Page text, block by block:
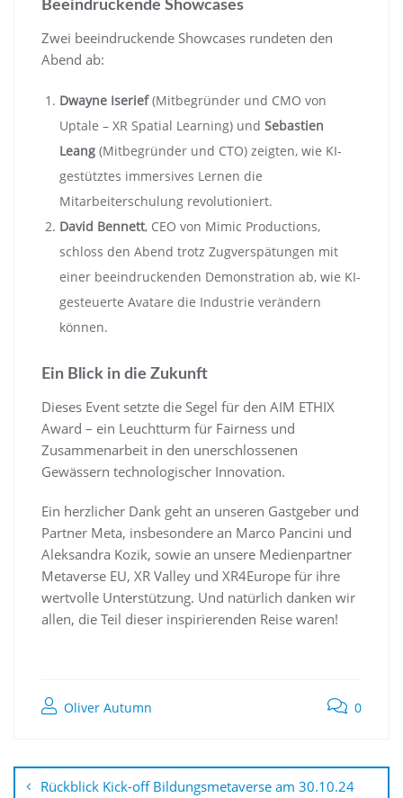
Beeindruckende Showcases
Zwei beeindruckende Showcases rundeten den
Abend ab:
Dwayne Iserief(Mitbegründer und CMO von
Uptale – XR Spatial Learning) und Sebastien
Leang (Mitbegründer und CTO) zeigten, wie KI-
gestütztes immersives Lernen die
Mitarbeiterschulung revolutioniert.
David Bennett, CEO von Mimic Productions,
schloss den Abend trotz Zugverspätungen mit
einer beeindruckenden Demonstration ab, wie KI-
gesteuerte Avatare die Industrie verändern
können.
Ein Blick in die Zukunft
Dieses Event setzte die Segel für den AIM ETHIX
Award – ein Leuchtturm für Fairness und
Zusammenarbeit in den unerschlossenen
Gewässern technologischer Innovation.
Ein herzlicher Dank geht an unseren Gastgeber und
Partner Meta, insbesondere an Marco Pancini und
Aleksandra Kozik, sowie an unsere Medienpartner
Metaverse EU, XR Valley und XR4Europe für ihre
wertvolle Unterstützung. Und natürlich danken wir
allen, die Teil dieser inspirierenden Reise waren!
Oliver Autumn 0
Rückblick Kick-off Bildungsmetaverse am 30.10.24